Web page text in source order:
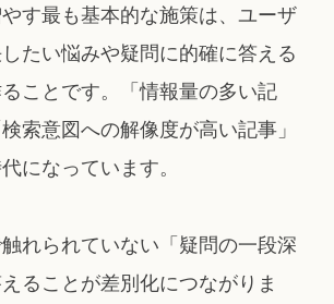
す最も基本的な施策は、ユーザ
たい悩みや疑問に的確に答える
ことです。「情報量の多い記
索意図への解像度が高い記事」
になっています。
れられていない「疑問の一段深
ることが差別化につながりま